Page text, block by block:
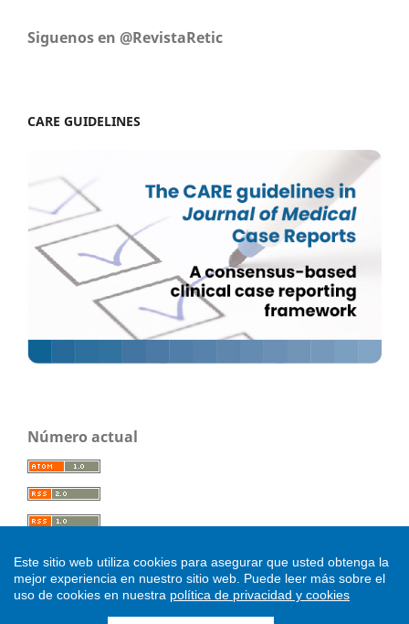
Siguenos en @RevistaRetic
CARE GUIDELINES
Número actual
Este sitio web utiliza cookies para asegurar que usted obtenga la
mejor experiencia en nuestro sitio web. Puede leer más sobre el
uso de cookies en nuestra política de privacidad y cookies